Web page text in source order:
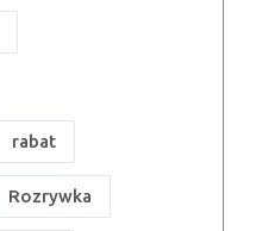
rabat
Rozrywka